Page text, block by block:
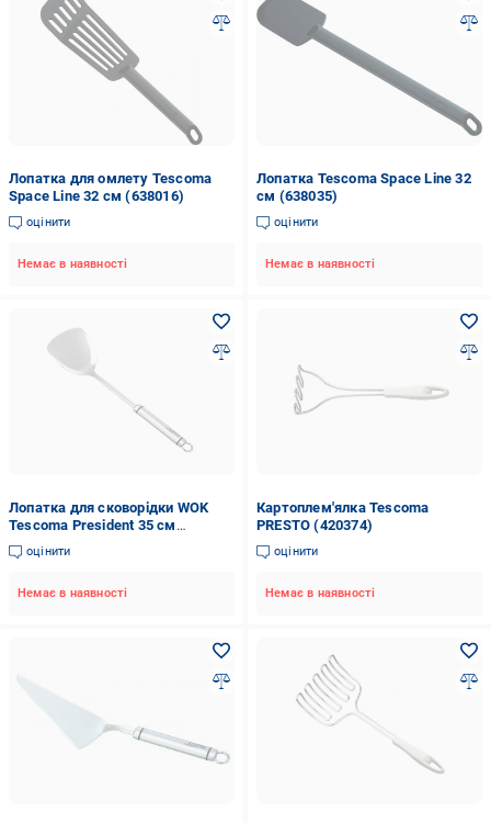
Лопатка для омлету Tescoma
Space Line 32 см (638016)
оцінити
Немає в наявності
Лопатка Tescoma Space Line 32
см (638035)
оцінити
Немає в наявності
Лопатка для сковорідки WOK
Tescoma President 35 см
(638674)
оцінити
Немає в наявності
Картоплем'ялка Tescoma
PRESTO (420374)
оцінити
Немає в наявності